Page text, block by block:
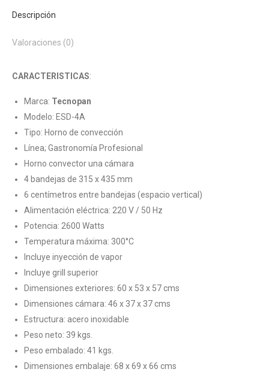
Descripción
Valoraciones (0)
CARACTERISTICAS:
Marca: Tecnopan
Modelo: ESD-4A
Tipo: Horno de convección
Línea; Gastronomía Profesional
Horno convector una cámara
4 bandejas de 315 x 435 mm
6 centímetros entre bandejas (espacio vertical)
Alimentación eléctrica: 220 V / 50 Hz
Potencia: 2600 Watts
Temperatura máxima: 300°C
Incluye inyección de vapor
Incluye grill superior
Dimensiones exteriores: 60 x 53 x 57 cms
Dimensiones cámara: 46 x 37 x 37 cms
Estructura: acero inoxidable
Peso neto: 39 kgs.
Peso embalado: 41 kgs.
Dimensiones embalaje: 68 x 69 x 66 cms